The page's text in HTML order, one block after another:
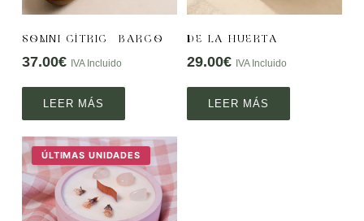
SOMNI CÍTRIC – BARCO
37.00€ IVA Incluido
LEER MÁS
DE LA HUERTA
29.00€ IVA Incluido
LEER MÁS
ÚLTIMAS UNIDADES